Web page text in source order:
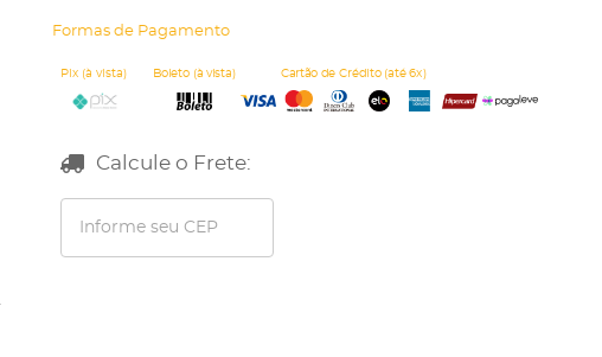
Formas de Pagamento
Calcule o Frete: